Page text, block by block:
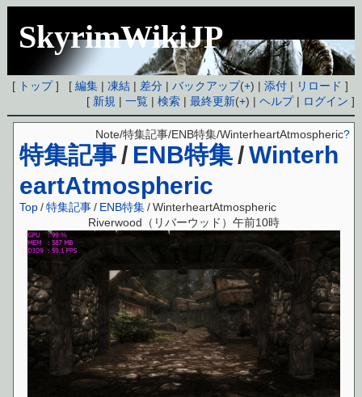
SkyrimWikiJP
[ トップ] [編集 |凍結 | 差分 |バックアップ(+) |添付 | リロード ]
[ 新規 |一覧 |検索 |最終更新(+) |ヘルプ| ログイン ]
特集記事 / ENB特集 /Winterh
eartAtmospheric
Note/特集記事/ENB特集/WinterheartAtmospheric?
Top /特集記事/ ENB特集/ WinterheartAtmospheric
Riverwood（リバーウッド）午前10時